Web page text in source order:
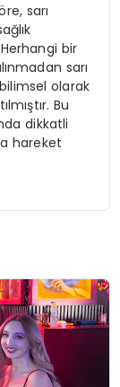
sarı
bir
sarı
olarak
Bu
dikkatli
hareket